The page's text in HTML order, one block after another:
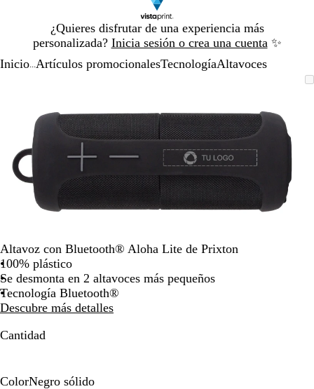
¿Quieres disfrutar de una experiencia más
personalizada? Inicia sesión o crea una cuenta ✨
1
Inicio Artículos promocionalesTecnologíaAltavoces
expandir
de
más
menos
para
ampliar
y
las
para
Altavoz con Bluetooth® Aloha Lite de Prixton
100% plástico
Se desmonta en 2 altavoces más pequeños
Tecnología Bluetooth®
Descubre más detalles
Cantidad
ColorNegro sólido